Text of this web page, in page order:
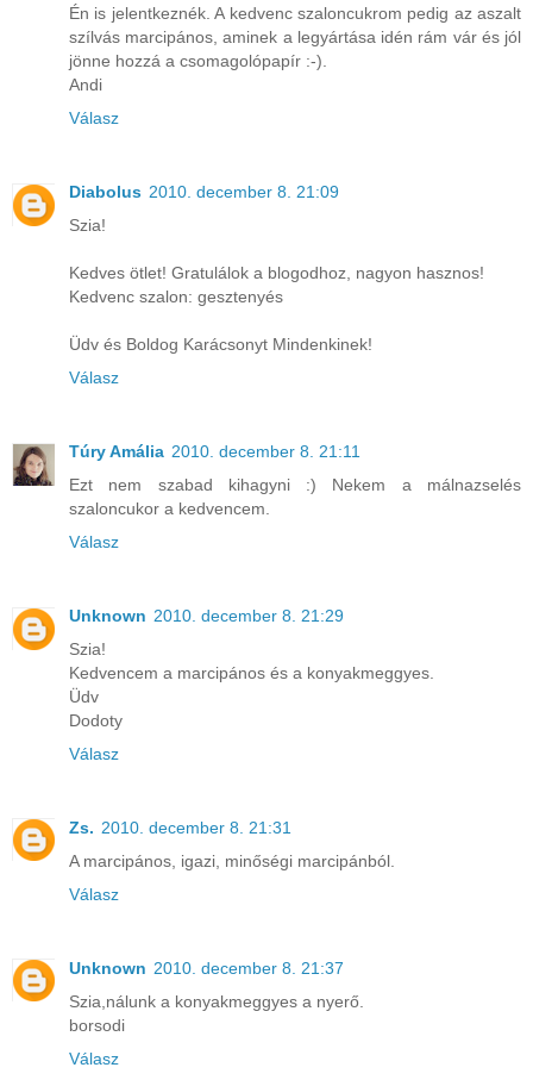
Én is jelentkeznék. A kedvenc szaloncukrom pedig az aszalt
szílvás marcipános, aminek a legyártása idén rám vár és jól
jönne hozzá a csomagolópapír :-).
Andi
Válasz
Diabolus 2010. december 8. 21:09
Szia!
Kedves ötlet! Gratulálok a blogodhoz, nagyon hasznos!
Kedvenc szalon: gesztenyés
Üdv és Boldog Karácsonyt Mindenkinek!
Válasz
Túry Amália 2010. december 8. 21:11
Ezt nem szabad kihagyni :) Nekem a málnazselés
szaloncukor a kedvencem.
Válasz
Unknown 2010. december 8. 21:29
Szia!
Kedvencem a marcipános és a konyakmeggyes.
Üdv
Dodoty
Válasz
Zs. 2010. december 8. 21:31
A marcipános, igazi, minőségi marcipánból.
Válasz
Unknown 2010. december 8. 21:37
Szia,nálunk a konyakmeggyes a nyerő.
borsodi
Válasz